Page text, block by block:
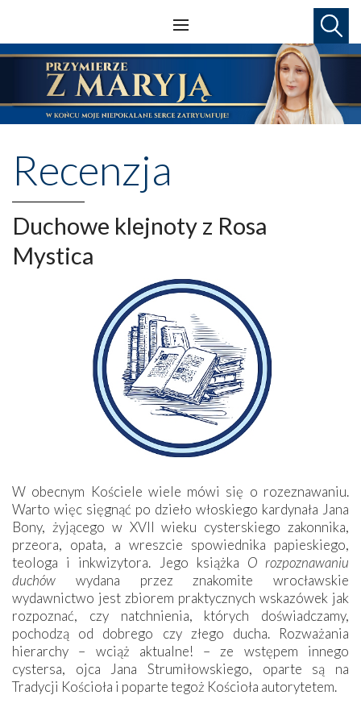
Recenzja
Duchowe klejnoty z Rosa
Mystica
W obecnym Kościele wiele mówi się o rozeznawaniu.
Warto więc sięgnąć po dzieło włoskiego kardynała Jana
Bony, żyjącego w XVII wieku cysterskiego zakonnika,
przeora, opata, a wreszcie spowiednika papieskiego,
teologa i inkwizytora. Jego książka O rozpoznawaniu
duchów wydana przez znakomite wrocławskie
wydawnictwo jest zbiorem praktycznych wskazówek jak
rozpoznać, czy natchnienia, których doświadczamy,
pochodzą od dobrego czy złego ducha. Rozważania
hierarchy – wciąż aktualne! – ze wstępem innego
cystersa, ojca Jana Strumiłowskiego, oparte są na
Tradycji Kościoła i poparte tegoż Kościoła autorytetem.